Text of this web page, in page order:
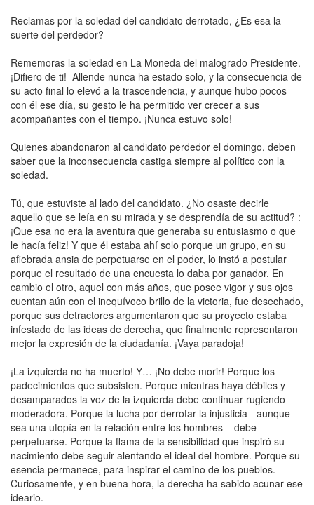
Reclamas por la soledad del candidato derrotado, ¿Es esa la
suerte del perdedor?
Rememoras la soledad en La Moneda del malogrado Presidente.
¡Difiero de ti! Allende nunca ha estado solo, y la consecuencia de
su acto final lo elevó a la trascendencia, y aunque hubo pocos
con él ese día, su gesto le ha permitido ver crecer a sus
acompañantes con el tiempo. ¡Nunca estuvo solo!
Quienes abandonaron al candidato perdedor el domingo, deben
saber que la inconsecuencia castiga siempre al político con la
soledad.
Tú, que estuviste al lado del candidato. ¿No osaste decirle
aquello que se leía en su mirada y se desprendía de su actitud? :
¡Que esa no era la aventura que generaba su entusiasmo o que
le hacía feliz! Y que él estaba ahí solo porque un grupo, en su
afiebrada ansia de perpetuarse en el poder, lo instó a postular
porque el resultado de una encuesta lo daba por ganador. En
cambio el otro, aquel con más años, que posee vigor y sus ojos
cuentan aún con el inequívoco brillo de la victoria, fue desechado,
porque sus detractores argumentaron que su proyecto estaba
infestado de las ideas de derecha, que finalmente representaron
mejor la expresión de la ciudadanía. ¡Vaya paradoja!
¡La izquierda no ha muerto! Y… ¡No debe morir! Porque los
padecimientos que subsisten. Porque mientras haya débiles y
desamparados la voz de la izquierda debe continuar rugiendo
moderadora. Porque la lucha por derrotar la injusticia - aunque
sea una utopía en la relación entre los hombres – debe
perpetuarse. Porque la flama de la sensibilidad que inspiró su
nacimiento debe seguir alentando el ideal del hombre. Porque su
esencia permanece, para inspirar el camino de los pueblos.
Curiosamente, y en buena hora, la derecha ha sabido acunar ese
ideario.